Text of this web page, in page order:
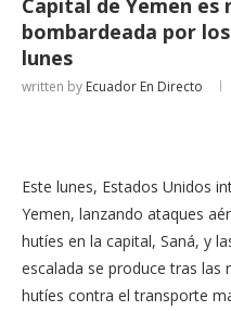
Capital de Yemen es
bombardeada por
lunes
written by Ecuador En Directo
Este lunes, Estados Unidos
Yemen, lanzando ataques
hutíes en la capital, Saná, y
escalada se produce tras las
hutíes contra el transporte